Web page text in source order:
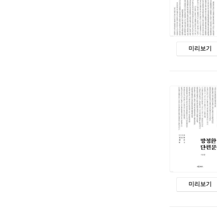
미리보기
미리보기